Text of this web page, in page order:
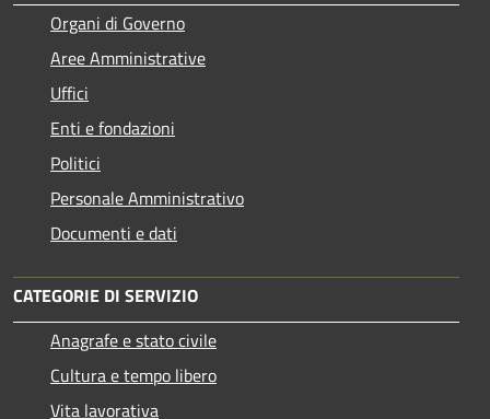
Organi di Governo
Aree Amministrative
Uffici
Enti e fondazioni
Politici
Personale Amministrativo
Documenti e dati
CATEGORIE DI SERVIZIO
Anagrafe e stato civile
Cultura e tempo libero
Vita lavorativa